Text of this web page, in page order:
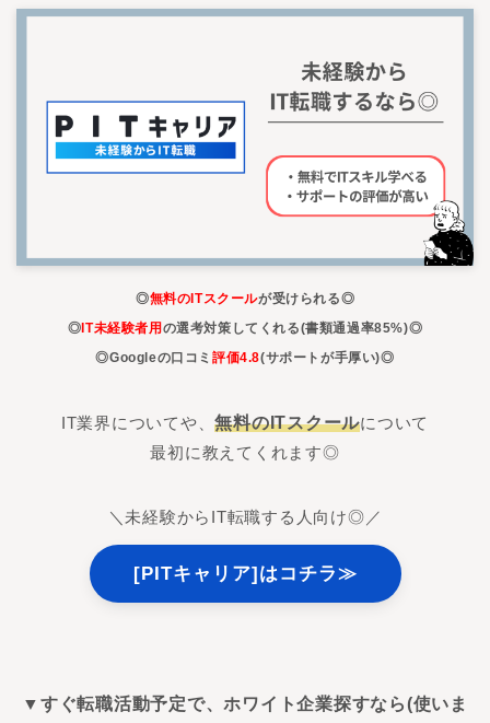
◎無料のITスクールが受けられる◎
◎ IT未経験者用 の選考対策してくれる(書類通過率85%)◎
◎Googleの口コミ 評価4.8(サポートが手厚い)◎
IT業界についてや、無料のITスクールについて
最初に教えてくれます◎
＼未経験からIT転職する人向け◎／
[PITキャリア]はコチラ≫
▼すぐ転職活動予定で、ホワイト企業探すなら(使いま